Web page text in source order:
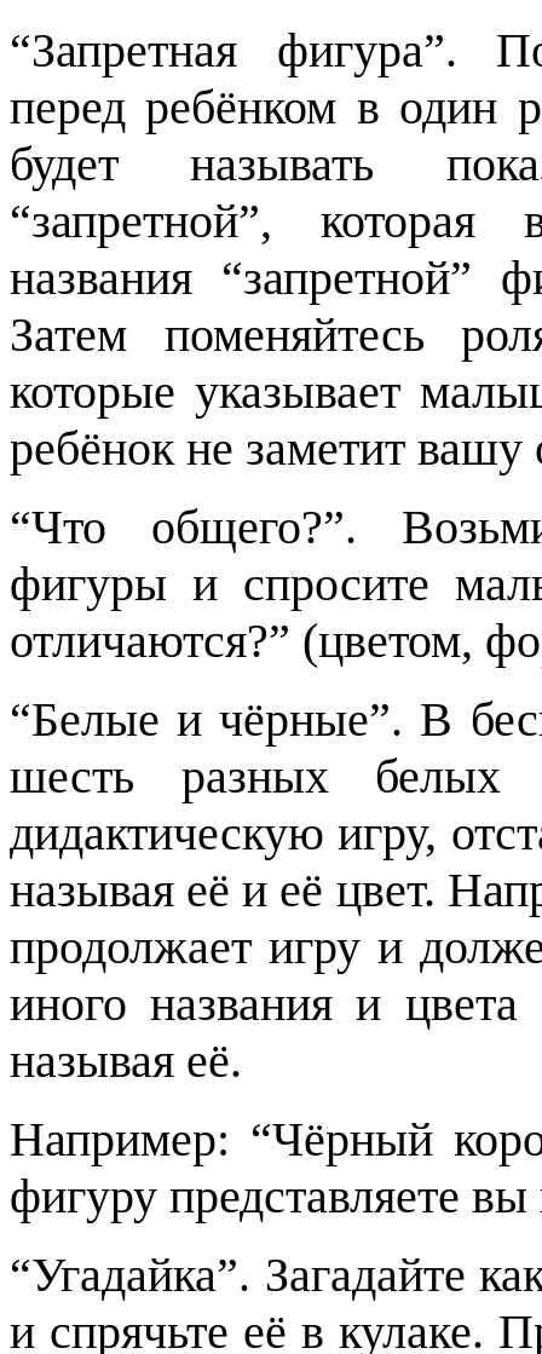
“Запретная фигура”.
перед ребёнком в
будет называть
“запретной”, которая
названия “запретной”
Затем поменяйтесь
которые указывает
ребёнок не заметит
“Что общего?”.
фигуры и спросите
отличаются?” (цветом,
“Белые и чёрные”. В
шесть разных
дидактическую игру,
называя её и её цвет.
продолжает игру и
иного названия и цвета
называя её.
Например: “Чёрный
фигуру представляете вы
“Угадайка”. Загадайте
и спрячьте её в кулаке.